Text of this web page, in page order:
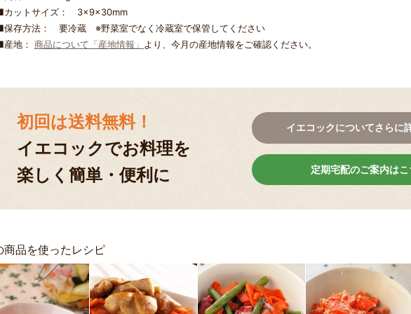
ットサイズ： 3×9×30mm
存方法： 要冷蔵 ※野菜室でなく冷蔵室で保管してください
地： 商品について「産地情報」 より、今月の産地情報をご確認ください。
初回は送料無料！
イエコックでお料理を
楽しく簡単・便利に
イエコックについてさらに
定期宅配のご案内はこ
商品を使ったレシピ